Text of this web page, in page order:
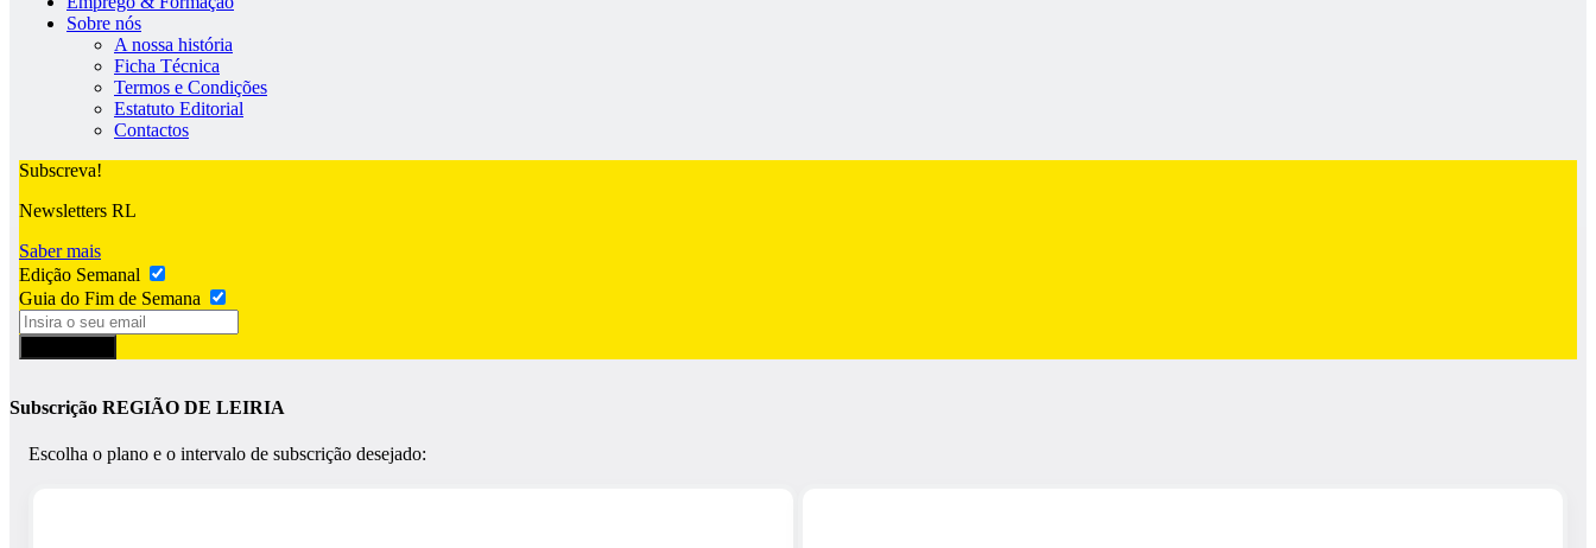
Sobre nós
A nossa história
Ficha Técnica
Termos e Condições
Estatuto Editorial
Contactos
Subscreva!
Newsletters RL
Saber mais
Edição Semanal
Guia do Fim de Semana
Subscrição REGIÃO DE LEIRIA
Escolha o plano e o intervalo de subscrição desejado: